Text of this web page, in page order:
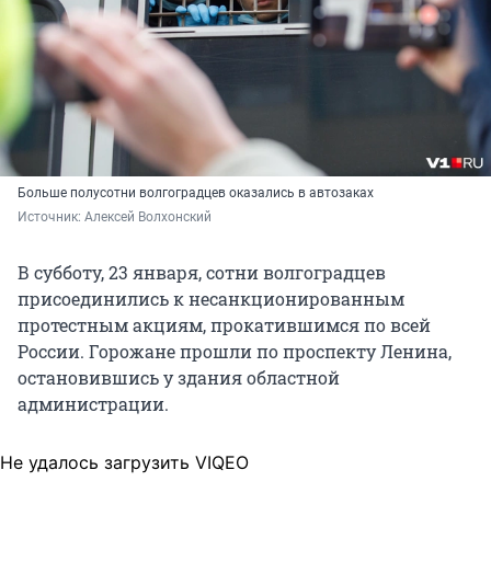
Больше полусотни волгоградцев оказались в автозаках
Источник: Алексей Волхонский
В субботу, 23 января, сотни волгоградцев
присоединились к несанкционированным
протестным акциям, прокатившимся по всей
России. Горожане прошли по проспекту Ленина,
остановившись у здания областной
администрации.
Не удалось загрузить VIQEO